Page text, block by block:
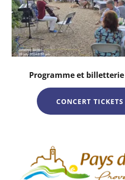
Programme et
CONCERT